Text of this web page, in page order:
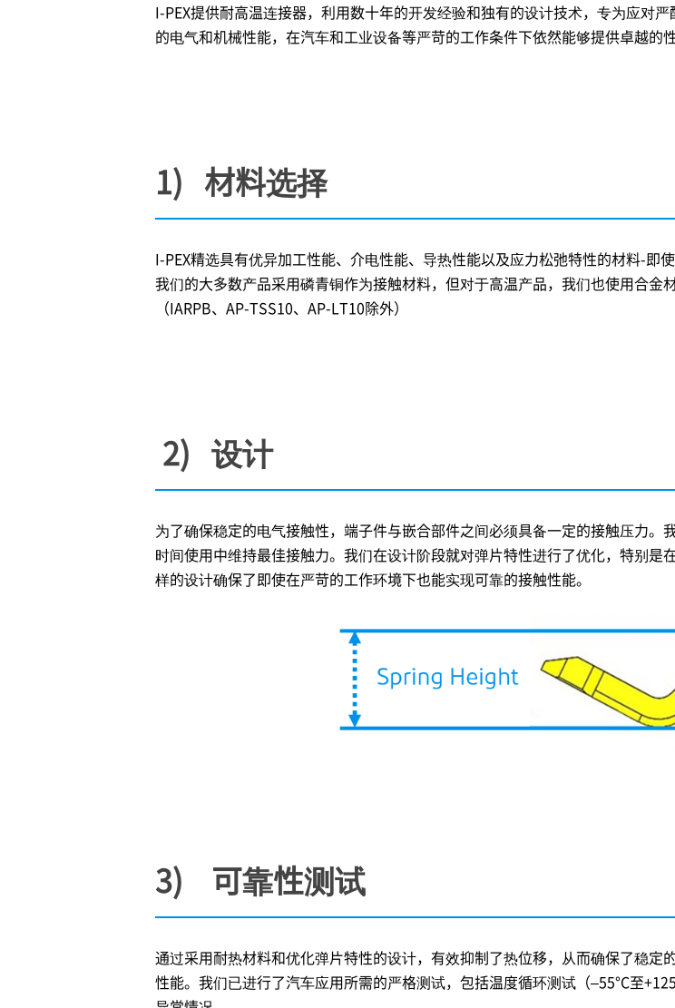
I-PEX提供耐高温连接器，利用数十年的开发经验和独有的设计技术，专为应对
的电气和机械性能，在汽车和工业设备等严苛的工作条件下依然能够提供卓越的性
1) 材料选择
I-PEX精选具有优异加工性能、介电性能、导热性能以及应力松弛特性的材料-即
我们的大多数产品采用磷青铜作为接触材料，但对于高温产品，我们也使用合金
（IARPB、AP-TSS10、AP-LT10除外）
2) 设计
为了确保稳定的电气接触性，端子件与嵌合部件之间必须具备一定的接触压力
时间使用中维持最佳接触力。我们在设计阶段就对弹片特性进行了优化，特别
样的设计确保了即使在严苛的工作环境下也能实现可靠的接触性能。
3) 可靠性测试
通过采用耐热材料和优化弹片特性的设计，有效抑制了热位移，从而确保了稳定
性能。我们已进行了汽车应用所需的严格测试，包括温度循环测试（–55°C至